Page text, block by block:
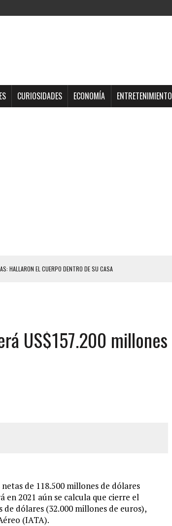
CURIOSIDADES ECONOMÍA ENTRETENIMIENTO
HALLARON EL CUERPO DENTRO DE SU CASA
TRAGEDIA FAMILIAR
DE 13 AÑOS TRAS ABUSAR DE ELLA
TRAS LOS TERREMOTOS: CAYERON DESDE EL PISO NUEVE DEL
DESPUÉS DE LOS TERREMOTOS EN LA GUAIRA
US$157.200 millones
de 118.500 millones de dólares
en 2021 aún se calcula que cierre el
dólares (32.000 millones de euros),
(IATA).